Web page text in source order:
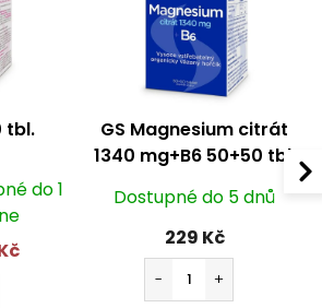
tbl.
do 1
GS Magnesium citrát
1340 mg+B6 50+50 tbl.
Dostupné do 5 dnů
229 Kč